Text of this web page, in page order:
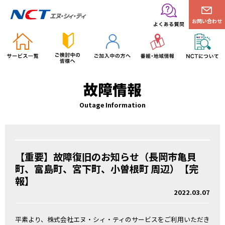
お問い合わせ
故障情報
Outage Information
【重要】故障復旧のお知らせ（長岡市亀貝
町、富島町、宮下町、小曽根町 周辺）【完
報】
2022.03.07
平素より、株式会社エヌ・シィ・ティのサービスをご利用いただき